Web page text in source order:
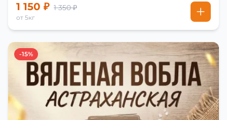
1 150 ₽ 1 350 ₽
от 5кг
-15%